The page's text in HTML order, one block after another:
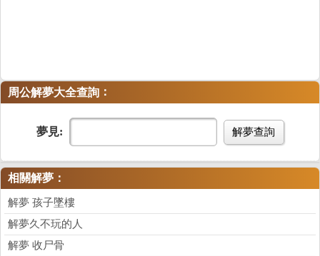
周公解夢大全查詢 ：
夢見: 解夢查詢
相關解夢：
解夢 孩子墜樓
解夢久不玩的人
解夢 收尸骨